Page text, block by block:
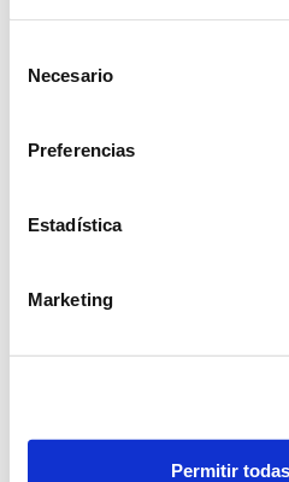
Necesario
Preferencias
Estadística
Marketing
Permitir
Instagram
Facebook
Linkedin